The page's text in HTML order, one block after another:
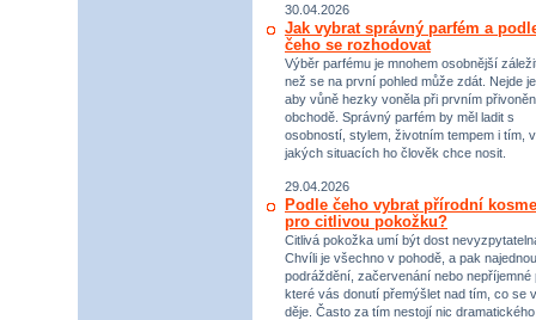
30.04.2026
Jak vybrat správný parfém a
čeho se rozhodovat
Výběr parfému je mnohem osobnější
než se na první pohled může zdát. Nejde
aby vůně hezky voněla při prvním
obchodě. Správný parfém by měl ladit s
osobností, stylem, životním tempem i tím, v
jakých situacích ho člověk chce nosit.
29.04.2026
Podle čeho vybrat přírodní
pro citlivou pokožku?
Citlivá pokožka umí být dost
Chvíli je všechno v pohodě, a pak
podráždění, začervenání nebo nepříjemné
které vás donutí přemýšlet nad tím, co se
děje. Často za tím nestojí nic